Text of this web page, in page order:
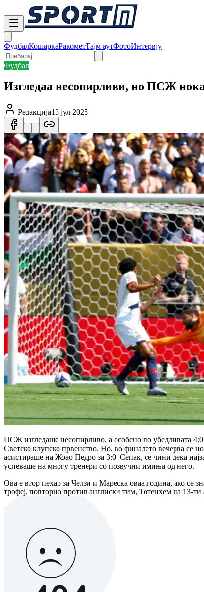
ФудбалКошаркаРакометТајм аутФотоИнтервју
Фудбал
Изгледаа несопирливи, но ПСЖ
Редакција13 јул 2025
ПСЖ изгледаше несопирливо, а особено по убедливата
Светско клупско првенство. Но, во финалето вечерва се
асистираше на Жоао Педро за 3:0. Сепак, се чини дека
успеваше на многу тренери со позвучни имиња од него.
Ова е втор пехар за Челзи и Мареска оваа година, ако се
трофеј, повторно против англиски тим, Тотенхем на 13-